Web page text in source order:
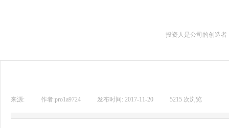
投资人是公司的创造
来源: 作者:pro1a9724 发布时间: 2017-11-20 5215 次浏览